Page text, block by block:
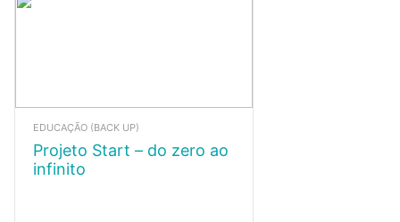
EDUCAÇÃO (BACK UP)
Projeto Start – do zero ao
infinito